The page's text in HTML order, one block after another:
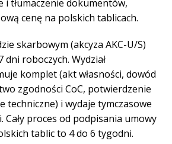
i tłumaczenie dokumentów,
cenę na polskich tablicach.
skarbowym (akcyza AKC-U/S)
roboczych. Wydział
komplet (akt własności, dowód
zgodności CoC, potwierdzenie
techniczne) i wydaje tymczasowe
Cały proces od podpisania umowy
tablic to 4 do 6 tygodni.